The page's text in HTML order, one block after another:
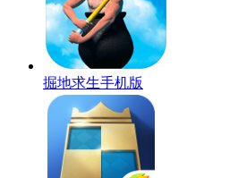
掘地求生手机版